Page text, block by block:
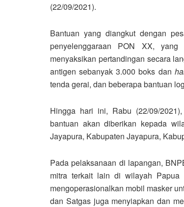
(22/09/2021).
Bantuan yang diangkut dengan
penyelenggaraan PON XX,
menyaksikan pertandingan secara
antigen sebanyak 3.000 boks dan
tenda gerai, dan beberapa bantuan
Hingga hari ini, Rabu (22/09/
bantuan akan diberikan kepada
Jayapura, Kabupaten Jayapura,
Pada pelaksanaan di lapangan,
mitra terkait lain di wilayah
mengoperasionalkan mobil masker
dan Satgas juga menyiapkan dan